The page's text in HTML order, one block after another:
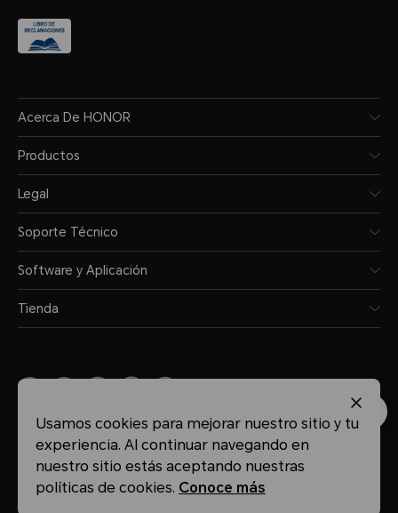
Acerca De HONOR
Productos
Legal
Soporte Técnico
Software y Aplicación
Tienda
Peru (Español)
Mapa del sitio Términos de Uso Privacidad Cookies
Copyright ©HONOR 2021-2026.Reservados todos los derechos.
Usamos cookies para mejorar nuestro sitio y tu
experiencia. Al continuar navegando en
nuestro sitio estás aceptando nuestras
políticas de cookies. Conoce más